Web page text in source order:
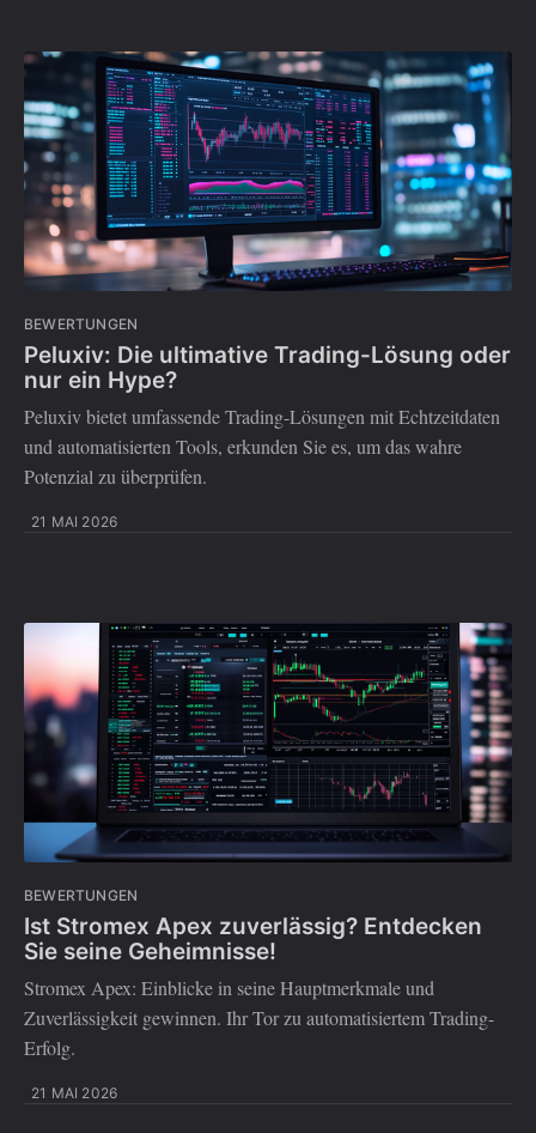
BEWERTUNGEN
Peluxiv: Die ultimative Trading-Lösung oder
nur ein Hype?
Peluxiv bietet umfassende Trading-Lösungen mit Echtzeitdaten
und automatisierten Tools, erkunden Sie es, um das wahre
Potenzial zu überprüfen.
21 MAI 2026
BEWERTUNGEN
Ist Stromex Apex zuverlässig? Entdecken
Sie seine Geheimnisse!
Stromex Apex: Einblicke in seine Hauptmerkmale und
Zuverlässigkeit gewinnen. Ihr Tor zu automatisiertem Trading-
Erfolg.
21 MAI 2026